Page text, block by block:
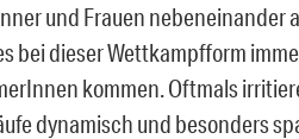
und Frauen nebeneinander
bei dieser Wettkampfform
kommen. Oftmals
dynamisch und besonders